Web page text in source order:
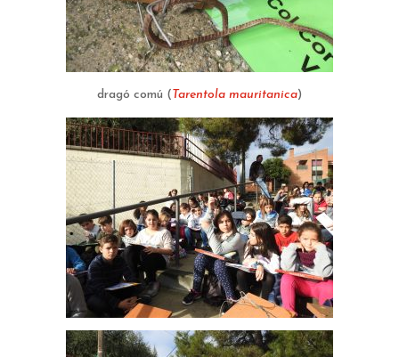
dragó comú ( Tarentola mauritanica)